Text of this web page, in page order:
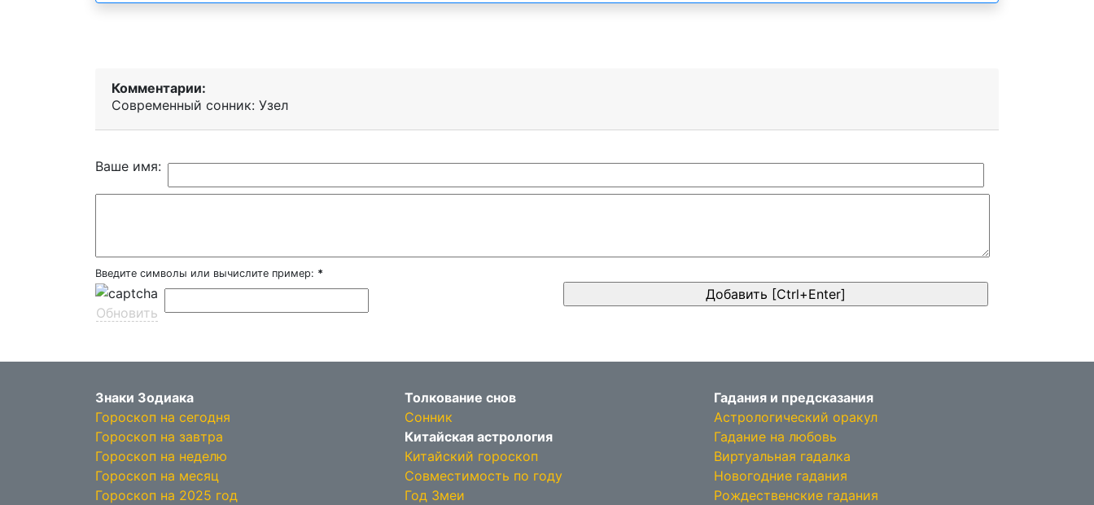
Комментарии:
Современный сонник: Узел
Ваше имя:
Введите символы или вычислите пример: *
Обновить
Знаки Зодиака
Гороскоп на сегодня
Гороскоп на завтра
Гороскоп на неделю
Гороскоп на месяц
Гороскоп на 2025 год
Толкование снов
Сонник
Китайская астрология
Китайский гороскоп
Совместимость по году
Год Змеи
Гадания и предсказания
Астрологический оракул
Гадание на любовь
Виртуальная гадалка
Новогодние гадания
Рождественские гадания